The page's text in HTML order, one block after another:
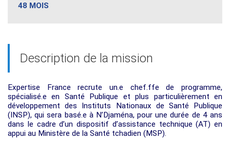
48 MOIS
Description de la mission
Expertise France recrute un.e chef.ffe de programme,
spécialisé.e en Santé Publique et plus particulièrement en
développement des Instituts Nationaux de Santé Publique
(INSP), qui sera basé.e à N’Djaména, pour une durée de 4 ans
dans le cadre d’un dispositif d’assistance technique (AT) en
appui au Ministère de la Santé tchadien (MSP).